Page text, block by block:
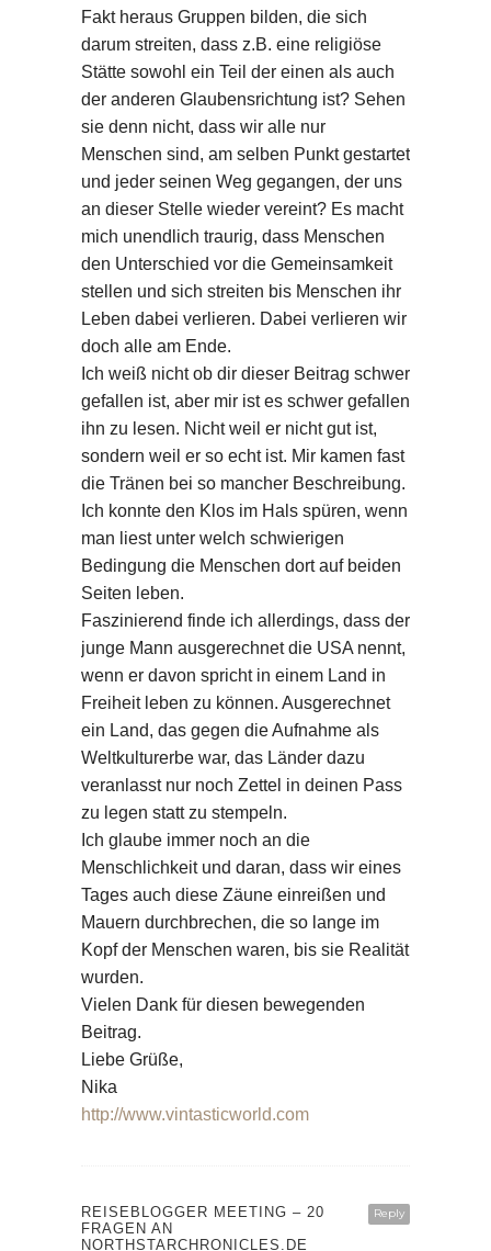
Fakt heraus Gruppen bilden, die sich
darum streiten, dass z.B. eine religiöse
Stätte sowohl ein Teil der einen als auch
der anderen Glaubensrichtung ist? Sehen
sie denn nicht, dass wir alle nur
Menschen sind, am selben Punkt gestartet
und jeder seinen Weg gegangen, der uns
an dieser Stelle wieder vereint? Es macht
mich unendlich traurig, dass Menschen
den Unterschied vor die Gemeinsamkeit
stellen und sich streiten bis Menschen ihr
Leben dabei verlieren. Dabei verlieren wir
doch alle am Ende.
Ich weiß nicht ob dir dieser Beitrag schwer
gefallen ist, aber mir ist es schwer gefallen
ihn zu lesen. Nicht weil er nicht gut ist,
sondern weil er so echt ist. Mir kamen fast
die Tränen bei so mancher Beschreibung.
Ich konnte den Klos im Hals spüren, wenn
man liest unter welch schwierigen
Bedingung die Menschen dort auf beiden
Seiten leben.
Faszinierend finde ich allerdings, dass der
junge Mann ausgerechnet die USA nennt,
wenn er davon spricht in einem Land in
Freiheit leben zu können. Ausgerechnet
ein Land, das gegen die Aufnahme als
Weltkulturerbe war, das Länder dazu
veranlasst nur noch Zettel in deinen Pass
zu legen statt zu stempeln.
Ich glaube immer noch an die
Menschlichkeit und daran, dass wir eines
Tages auch diese Zäune einreißen und
Mauern durchbrechen, die so lange im
Kopf der Menschen waren, bis sie Realität
wurden.
Vielen Dank für diesen bewegenden
Beitrag.
Liebe Grüße,
Nika
http://www.vintasticworld.com
Reply
REISEBLOGGER MEETING – 20
FRAGEN AN
NORTHSTARCHRONICLES.DE